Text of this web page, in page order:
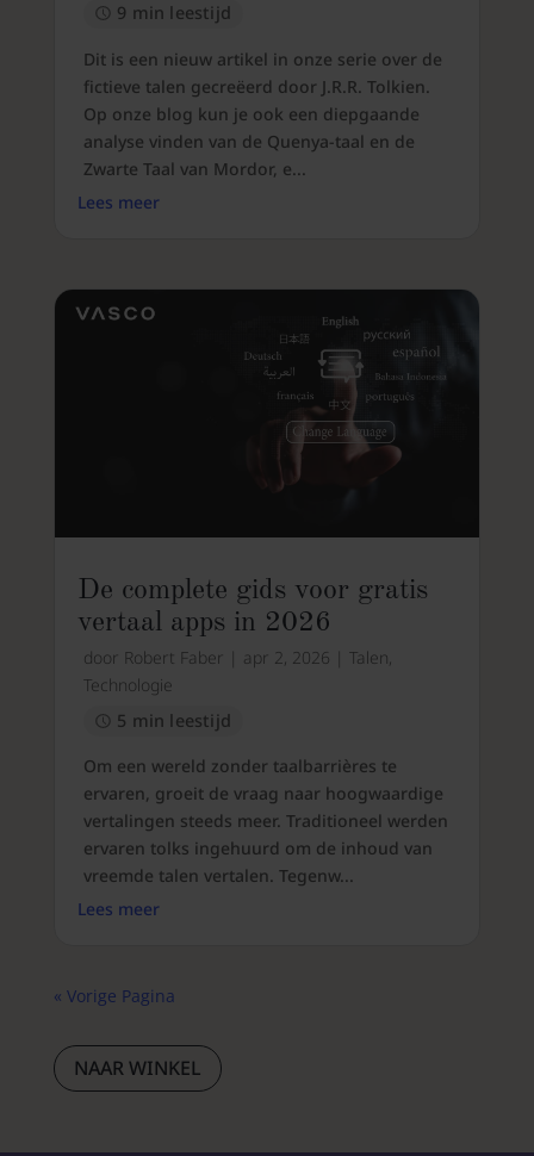
9 min leestijd
Dit is een nieuw artikel in onze serie over de
fictieve talen gecreëerd door J.R.R. Tolkien.
Op onze blog kun je ook een diepgaande
analyse vinden van de Quenya-taal en de
Zwarte Taal van Mordor, e...
Lees meer
De complete gids voor gratis
vertaal apps in 2026
door Robert Faber apr 2, 2026 Talen
Technologie
5 min leestijd
Om een wereld zonder taalbarrières te
ervaren, groeit de vraag naar hoogwaardige
vertalingen steeds meer. Traditioneel werden
ervaren tolks ingehuurd om de inhoud van
vreemde talen vertalen. Tegenw...
Lees meer
« Vorige Pagina
NAAR WINKEL